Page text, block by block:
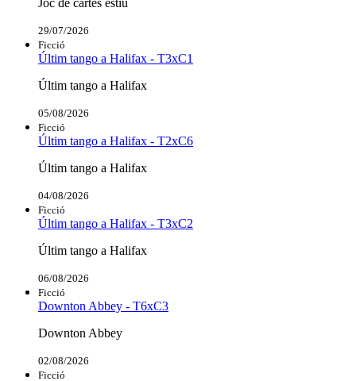
29/07/2026
Ficció
Últim tango a Halifax - T3xC1
Últim tango a Halifax
05/08/2026
Ficció
Últim tango a Halifax - T2xC6
Últim tango a Halifax
04/08/2026
Ficció
Últim tango a Halifax - T3xC2
Últim tango a Halifax
06/08/2026
Ficció
Downton Abbey - T6xC3
Downton Abbey
02/08/2026
Ficció